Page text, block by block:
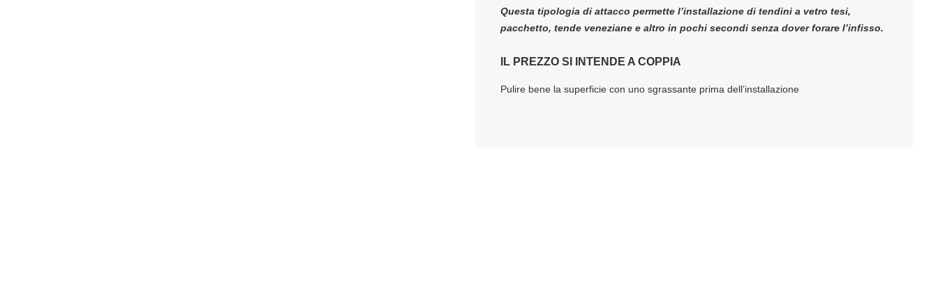
Questa tipologia di attacco permette l’installazione di tendini a vetro tesi,
pacchetto, tende veneziane e altro in pochi secondi senza dover forare l’infisso.
IL PREZZO SI INTENDE A COPPIA
Pulire bene la superficie con uno sgrassante prima dell’installazione